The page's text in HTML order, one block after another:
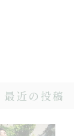
最近の投稿